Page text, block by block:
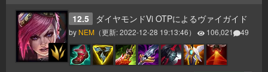
12.5 ダイヤモンドVi OTPによるヴァイガイド
by NEM （更新:2022-12-28 19:13:46） 106,021 49